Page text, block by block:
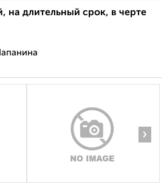
на длительный срок, в черте
›